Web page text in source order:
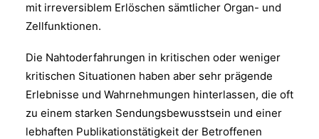
mit irreversiblem Erlöschen sämtlicher Organ- und
Zellfunktionen.
Die Nahtoderfahrungen in kritischen oder weniger
kritischen Situationen haben aber sehr prägende
Erlebnisse und Wahrnehmungen hinterlassen, die oft
zu einem starken Sendungsbewusstsein und einer
lebhaften Publikationstätigkeit der Betroffenen